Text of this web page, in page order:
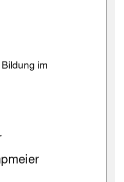
Bildung im